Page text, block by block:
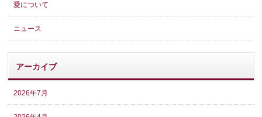
愛について
ニュース
アーカイブ
2026年7月